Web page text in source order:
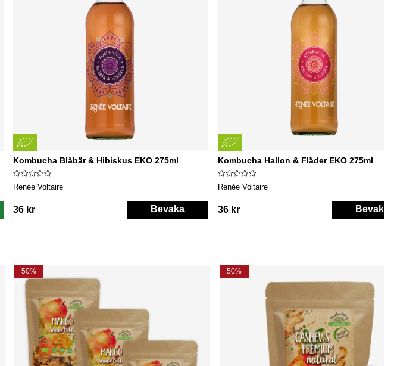
Kombucha Blåbär & Hibiskus EKO 275ml
Renée Voltaire
36 kr Bevaka
Kombucha Hallon & Fläder EKO 275ml
Renée Voltaire
36 kr Bevaka
50% 50%